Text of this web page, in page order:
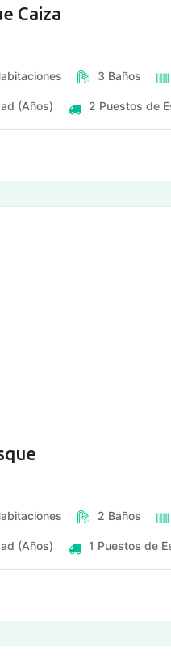
Caiza
3 Baños
(Años) 2 Puestos de
2 Baños
(Años) 1 Puestos de